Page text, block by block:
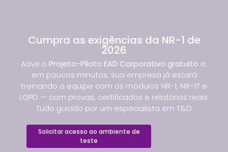
Cumpra as exigências da NR-1 de
2026
Ative o Projeto-Piloto EAD Corporativo gratuito e,
em poucos minutos, sua empresa já estará
treinando a equipe com os módulos NR-1, NR-17 e
LGPD — com provas, certificados e relatórios reais.
Tudo guiado por um especialista em T&D
Solicitar acesso ao ambiente de
teste